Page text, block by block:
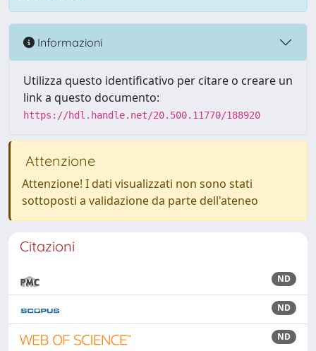
Informazioni
Utilizza questo identificativo per citare o creare un
link a questo documento:
https://hdl.handle.net/20.500.11770/188920
Attenzione
Attenzione! I dati visualizzati non sono stati
sottoposti a validazione da parte dell'ateneo
Citazioni
ND
ND
ND